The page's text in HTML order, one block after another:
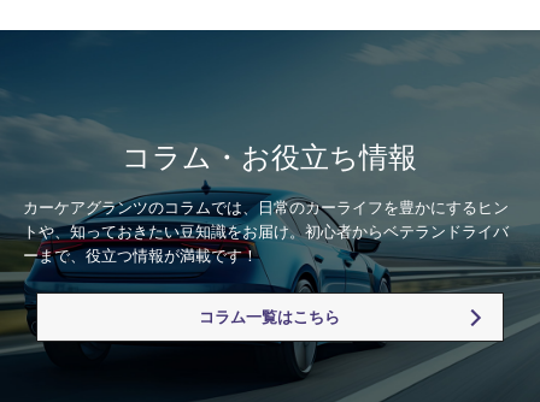
コラム・お役立ち情報
カーケアグランツのコラムでは、日常のカーライフを豊かにするヒン
トや、知っておきたい豆知識をお届け。初心者からベテランドライバ
ーまで、役立つ情報が満載です！
コラム一覧はこちら